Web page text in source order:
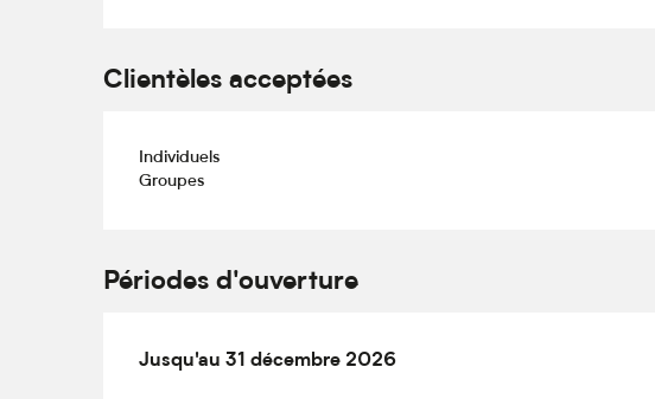
Clientèles acceptées
Individuels
Groupes
Périodes d'ouverture
Du2 janvier 2026au31 décembre 2026
Jusqu'au 31 décembre 2026